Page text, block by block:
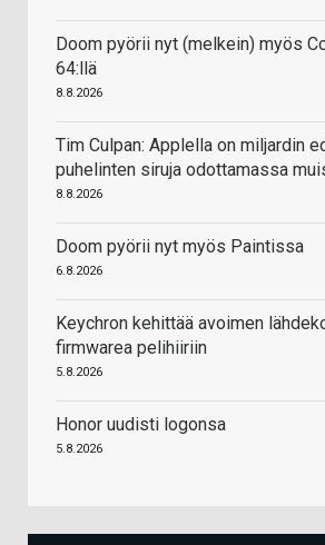
Doom pyörii nyt (melkein) myös
64:llä
8.8.2026
Tim Culpan: Applella on miljardin
puhelinten siruja odottamassa
8.8.2026
Doom pyörii nyt myös Paintissa
6.8.2026
Keychron kehittää avoimen
firmwarea pelihiiriin
5.8.2026
Honor uudisti logonsa
5.8.2026